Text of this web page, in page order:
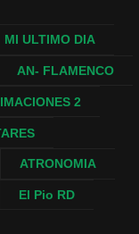
MI ULTIMO DIA
AN- FLAMENCO
2
ATRONOMIA
El Pio RD